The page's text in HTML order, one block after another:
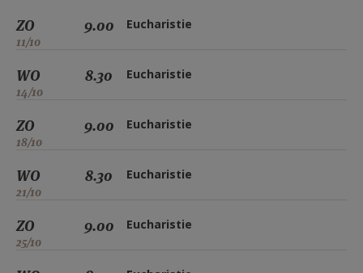
ZO
11/10
9.00 Eucharistie
WO
14/10
8.30 Eucharistie
ZO
18/10
9.00 Eucharistie
WO
21/10
8.30 Eucharistie
ZO
25/10
9.00 Eucharistie